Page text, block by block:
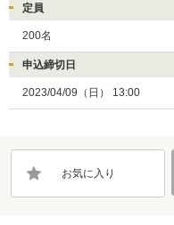
定員
200名
申込締切日
2023/04/09（日） 13:00
お気に入り